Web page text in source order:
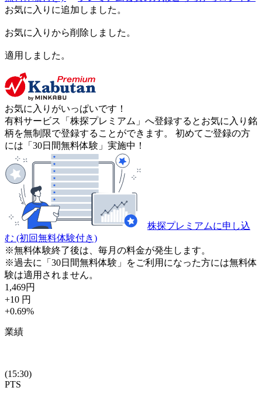
お気に入りに追加しました。
お気に入りから削除しました。
適用しました。
お気に入りがいっぱいです！
有料サービス「株探プレミアム」へ登録するとお気に入り銘
柄を無制限で登録することができます。 初めてご登録の方
には「30日間無料体験」実施中！
株探プレミアムに申し込
む (初回無料体験付き)
※無料体験終了後は、毎月の料金が発生します。
※過去に「30日間無料体験」をご利用になった方には無料体
験は適用されません。
1,469円
+10 円
+0.69%
業績
(15:30)
PTS